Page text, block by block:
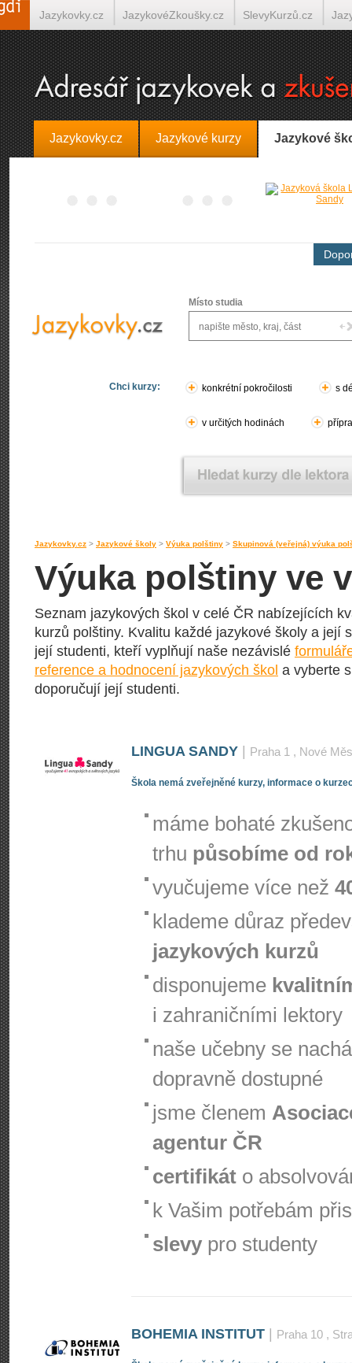
Jazykovky.cz Jazykové kurzy Jazykové
Místo studia
Chci kurzy: konkrétní pokročilosti s
v určitých hodinách
Jazykovky.cz > Jazykové školy > Výuka polštiny > Skupinová (veřejná) výuka
Výuka polštiny ve
Seznam jazykových škol v celé ČR nabízejících
kurzů polštiny. Kvalitu každé jazykové školy a její
její studenti, kteří vyplňují naše nezávislé
reference a hodnocení jazykových škol a vyberte
doporučují její studenti.
LINGUA SANDY Praha 1 , Nové
Škola nemá zveřejněné kurzy, informace o
máme bohaté
trhu působíme od
vyučujeme více než
klademe důraz
jazykových kurzů
disponujeme
i zahraničními lektory
naše učebny se
dopravně dostupné
jsme členem
agentur ČR
certifikát o
k Vašim potřebám
slevy pro studenty
BOHEMIA INSTITUT Praha 10 ,
Jazykovky.cz JazykovéZkoušky.cz SlevyKurzů.cz
Španělština on-line Italština on-line Tlumočení-